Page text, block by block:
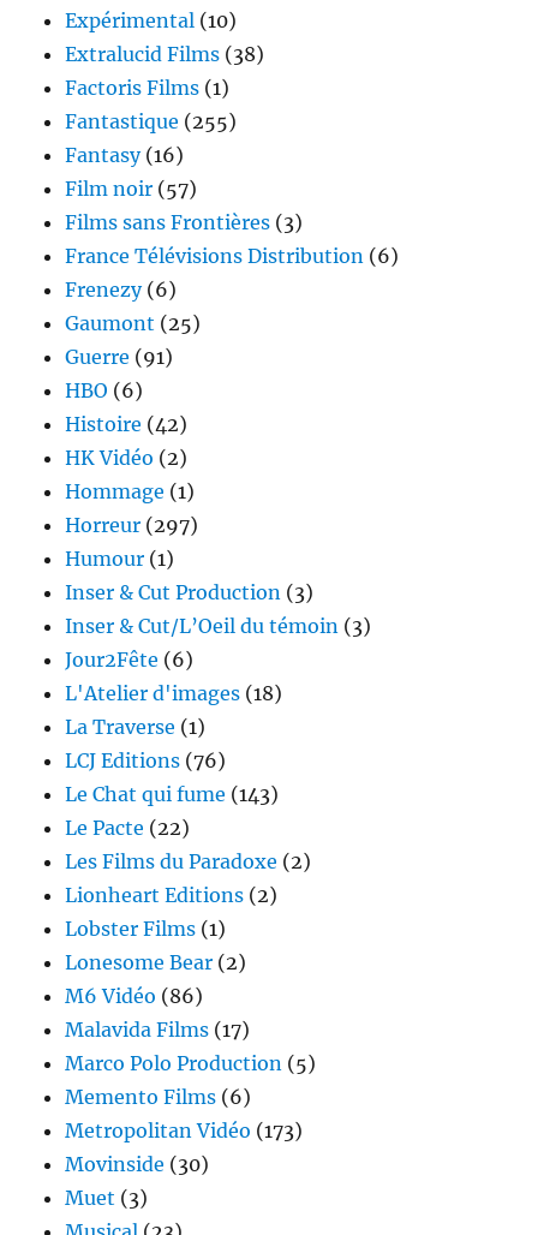
Expérimental (10)
Extralucid Films (38)
Factoris Films (1)
Fantastique (255)
Fantasy(16)
Film noir (57)
Films sans Frontières (3)
France Télévisions Distribution (6)
Frenezy(6)
Gaumont (25)
Guerre (91)
HBO (6)
Histoire (42)
HK Vidéo (2)
Hommage (1)
Horreur (297)
Humour (1)
Inser & Cut Production (3)
Inser & Cut/L’Oeil du témoin (3)
Jour2Fête (6)
L'Atelier d'images (18)
La Traverse (1)
LCJ Editions (76)
Le Chat qui fume (143)
Le Pacte (22)
Les Films du Paradoxe (2)
Lionheart Editions (2)
Lobster Films (1)
Lonesome Bear (2)
M6 Vidéo (86)
Malavida Films (17)
Marco Polo Production (5)
Memento Films (6)
Metropolitan Vidéo (173)
Movinside (30)
Muet (3)